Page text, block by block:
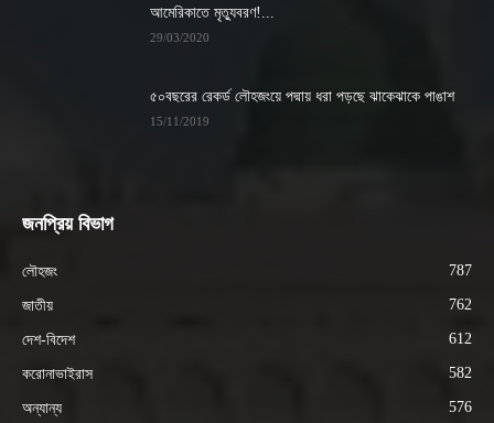
আমেরিকাতে মৃত্যুবরণ!...
29/03/2020
৫০বছরের রেকর্ড লৌহজংয়ে পদ্মায় ধরা পড়ছে ঝাকেঝাকে পাঙাশ
15/11/2019
জনপ্রিয় বিভাগ
লৌহজং 787
জাতীয় 762
দেশ-বিদেশ 612
করোনাভাইরাস 582
অন্যান্য 576